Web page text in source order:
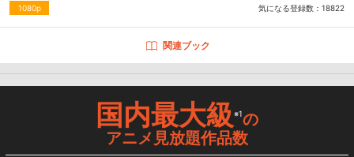
1080p 気になる登録数： 18822
関連ブック
国内最大級※1の
アニメ見放題作品数